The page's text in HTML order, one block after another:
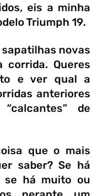
eis a minha
Triumph 19.
novas
corrida. Queres
e ver qual a
anteriores
de
que o mais
saber? Se há
há muito ou